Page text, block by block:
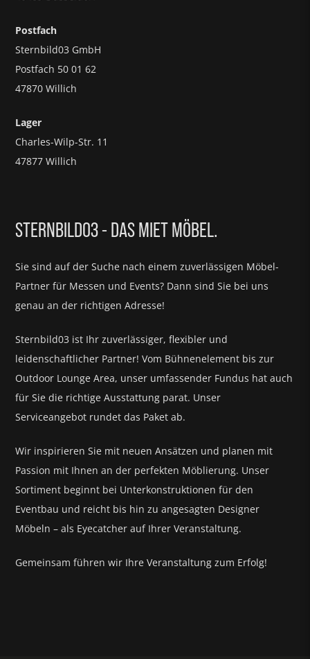
Postfach
Sternbild03 GmbH
Postfach 50 01 62
47870 Willich
Lager
Charles-Wilp-Str. 11
47877 Willich
STERNBILD03 - DAS MIET MÖBEL.
Sie sind auf der Suche nach einem zuverlässigen Möbel-
Partner für Messen und Events? Dann sind Sie bei uns
genau an der richtigen Adresse!
Sternbild03 ist Ihr zuverlässiger, flexibler und
leidenschaftlicher Partner! Vom Bühnenelement bis zur
Outdoor Lounge Area, unser umfassender Fundus hat auch
für Sie die richtige Ausstattung parat. Unser
Serviceangebot rundet das Paket ab.
Wir inspirieren Sie mit neuen Ansätzen und planen mit
Passion mit Ihnen an der perfekten Möblierung. Unser
Sortiment beginnt bei Unterkonstruktionen für den
Eventbau und reicht bis hin zu angesagten Designer
Möbeln – als Eyecatcher auf Ihrer Veranstaltung.
Gemeinsam führen wir Ihre Veranstaltung zum Erfolg!